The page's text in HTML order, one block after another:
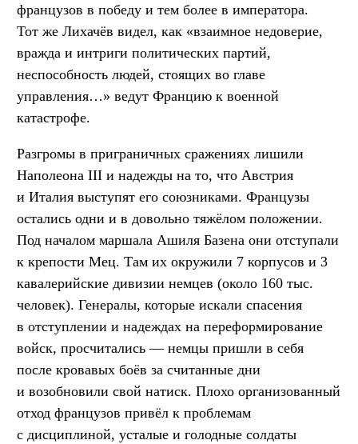
французов в победу и тем более в императора.
Тот же Лихачёв видел, как «взаимное недоверие,
вражда и интриги политических партий,
неспособность людей, стоящих во главе
управления…» ведут Францию к военной
катастрофе.
Разгромы в приграничных сражениях лишили
Наполеона III и надежды на то, что Австрия
и Италия выступят его союзниками. Французы
остались одни и в довольно тяжёлом положении.
Под началом маршала Ашиля Базена они отступали
к крепости Мец. Там их окружили 7 корпусов и 3
кавалерийские дивизии немцев (около 160 тыс.
человек). Генералы, которые искали спасения
в отступлении и надеждах на переформирование
войск, просчитались — немцы пришли в себя
после кровавых боёв за считанные дни
и возобновили свой натиск. Плохо организованный
отход французов привёл к проблемам
с дисциплиной, усталые и голодные солдаты